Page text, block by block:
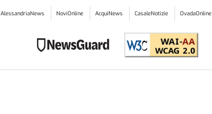
AlessandriaNews NoviOnline AcquiNews CasaleNotizie OvadaOnline